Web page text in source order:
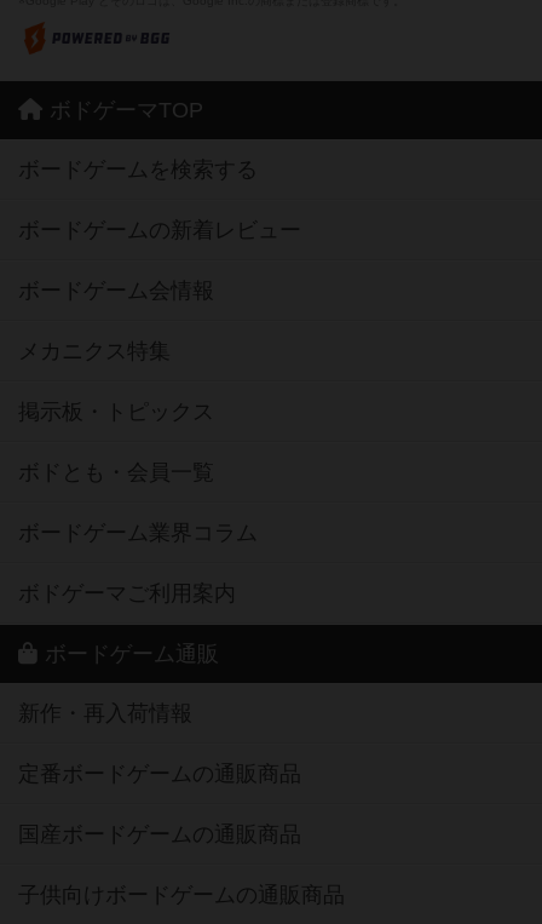
ボドゲーマTOP
ボードゲームを検索する
ボードゲームの新着レビュー
ボードゲーム会情報
メカニクス特集
掲示板・トピックス
ボドとも・会員一覧
ボードゲーム業界コラム
ボドゲーマご利用案内
ボードゲーム通販
新作・再入荷情報
定番ボードゲームの通販商品
国産ボードゲームの通販商品
子供向けボードゲームの通販商品